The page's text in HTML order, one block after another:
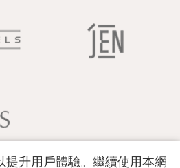
提升用戶體驗。繼續使用本網